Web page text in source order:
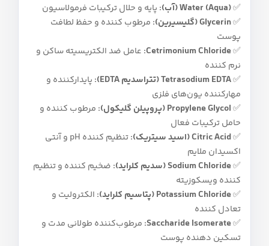
✅Water (Aqua) (آب):
پایه و حلال ترکیبات فرمولاسیون
✅Glycerin (گلیسیرین):
مرطوب‌ کننده و حفظ لطافت
پوست
✅
Cetrimonium Chloride: عامل ضد الکتریسیته ساکن و
نرم‌ کننده
✅Tetrasodium EDTA (تتراسدیم EDTA):
پایدارکننده و
مهارکننده یون‌های فلزی
✅Propylene Glycol (پروپیلن گلیکول):
مرطوب‌ کننده و
حامل ترکیبات فعال
✅Citric Acid (اسید سیتریک):
تنظیم‌ کننده pH و آنتی‌
اکسیدان ملایم
✅Sodium Chloride (سدیم کلراید):
ضخیم‌ کننده و تنظیم‌
کننده ویسکوزیته
✅Potassium Chloride (پتاسیم کلراید):
الکترولیت و
تعادل‌ کننده
✅
Saccharide Isomerate: مرطوب‌کننده طولانی‌ مدت و
تسکین‌ دهنده پوست